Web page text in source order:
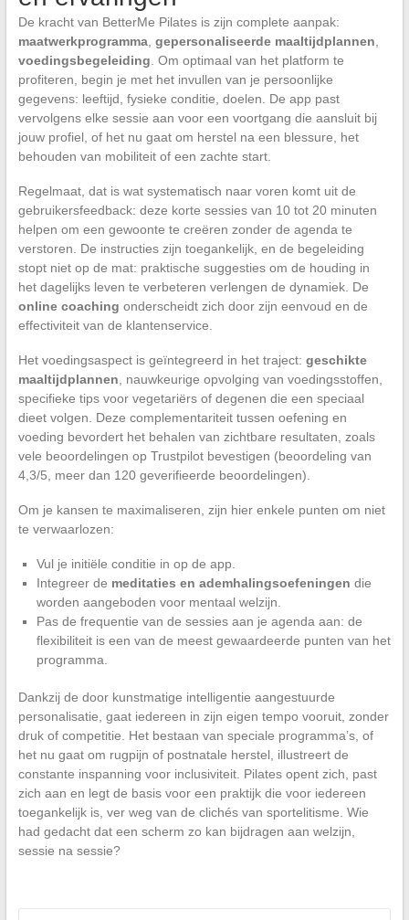
De kracht van BetterMe Pilates is zijn complete aanpak:
maatwerkprogramma, gepersonaliseerde maaltijdplannen
voedingsbegeleiding . Om optimaal van het platform te
profiteren, begin je met het invullen van je persoonlijke
gegevens: leeftijd, fysieke conditie, doelen. De app past
vervolgens elke sessie aan voor een voortgang die aansluit bij
jouw profiel, of het nu gaat om herstel na een blessure, het
behouden van mobiliteit of een zachte start.
Regelmaat, dat is wat systematisch naar voren komt uit de
gebruikersfeedback: deze korte sessies van 10 tot 20 minuten
helpen om een gewoonte te creëren zonder de agenda te
verstoren. De instructies zijn toegankelijk, en de begeleiding
stopt niet op de mat: praktische suggesties om de houding in
het dagelijks leven te verbeteren verlengen de dynamiek. De
online coaching onderscheidt zich door zijn eenvoud en de
effectiviteit van de klantenservice.
Het voedingsaspect is geïntegreerd in het traject: geschikte
maaltijdplannen , nauwkeurige opvolging van voedingsstoffen,
specifieke tips voor vegetariërs of degenen die een speciaal
dieet volgen. Deze complementariteit tussen oefening en
voeding bevordert het behalen van zichtbare resultaten, zoals
vele beoordelingen op Trustpilot bevestigen (beoordeling van
4,3/5, meer dan 120 geverifieerde beoordelingen).
Om je kansen te maximaliseren, zijn hier enkele punten om niet
te verwaarlozen:
Vul je initiële conditie in op de app.
Integreer de meditaties en ademhalingsoefeningen die
worden aangeboden voor mentaal welzijn.
Pas de frequentie van de sessies aan je agenda aan: de
flexibiliteit is een van de meest gewaardeerde punten van het
programma.
Dankzij de door kunstmatige intelligentie aangestuurde
personalisatie, gaat iedereen in zijn eigen tempo vooruit, zonder
druk of competitie. Het bestaan van speciale programma’s, of
het nu gaat om rugpijn of postnatale herstel, illustreert de
constante inspanning voor inclusiviteit. Pilates opent zich, past
zich aan en legt de basis voor een praktijk die voor iedereen
toegankelijk is, ver weg van de clichés van sportelitisme. Wie
had gedacht dat een scherm zo kan bijdragen aan welzijn,
sessie na sessie?